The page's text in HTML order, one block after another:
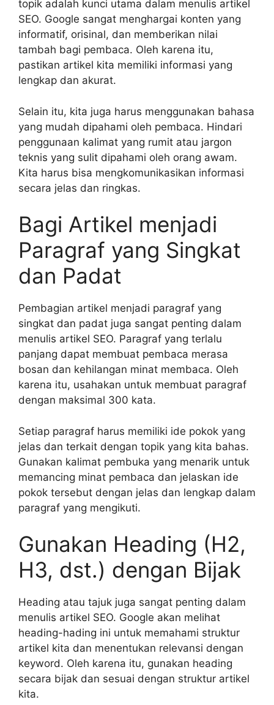
topik adalah kunci utama dalam menulis artikel
SEO. Google sangat menghargai konten yang
informatif, orisinal, dan memberikan nilai
tambah bagi pembaca. Oleh karena itu,
pastikan artikel kita memiliki informasi yang
lengkap dan akurat.
Selain itu, kita juga harus menggunakan bahasa
yang mudah dipahami oleh pembaca. Hindari
penggunaan kalimat yang rumit atau jargon
teknis yang sulit dipahami oleh orang awam.
Kita harus bisa mengkomunikasikan informasi
secara jelas dan ringkas.
Bagi Artikel menjadi
Paragraf yang Singkat
dan Padat
Pembagian artikel menjadi paragraf yang
singkat dan padat juga sangat penting dalam
menulis artikel SEO. Paragraf yang terlalu
panjang dapat membuat pembaca merasa
bosan dan kehilangan minat membaca. Oleh
karena itu, usahakan untuk membuat paragraf
dengan maksimal 300 kata.
Setiap paragraf harus memiliki ide pokok yang
jelas dan terkait dengan topik yang kita bahas.
Gunakan kalimat pembuka yang menarik untuk
memancing minat pembaca dan jelaskan ide
pokok tersebut dengan jelas dan lengkap dalam
paragraf yang mengikuti.
Gunakan Heading (H2,
H3, dst.) dengan Bijak
Heading atau tajuk juga sangat penting dalam
menulis artikel SEO. Google akan melihat
heading-hading ini untuk memahami struktur
artikel kita dan menentukan relevansi dengan
keyword. Oleh karena itu, gunakan heading
secara bijak dan sesuai dengan struktur artikel
kita.